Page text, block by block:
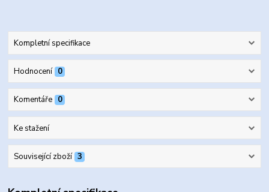
Kompletní specifikace
Hodnocení 0
Komentáře 0
Ke stažení
Související zboží 3